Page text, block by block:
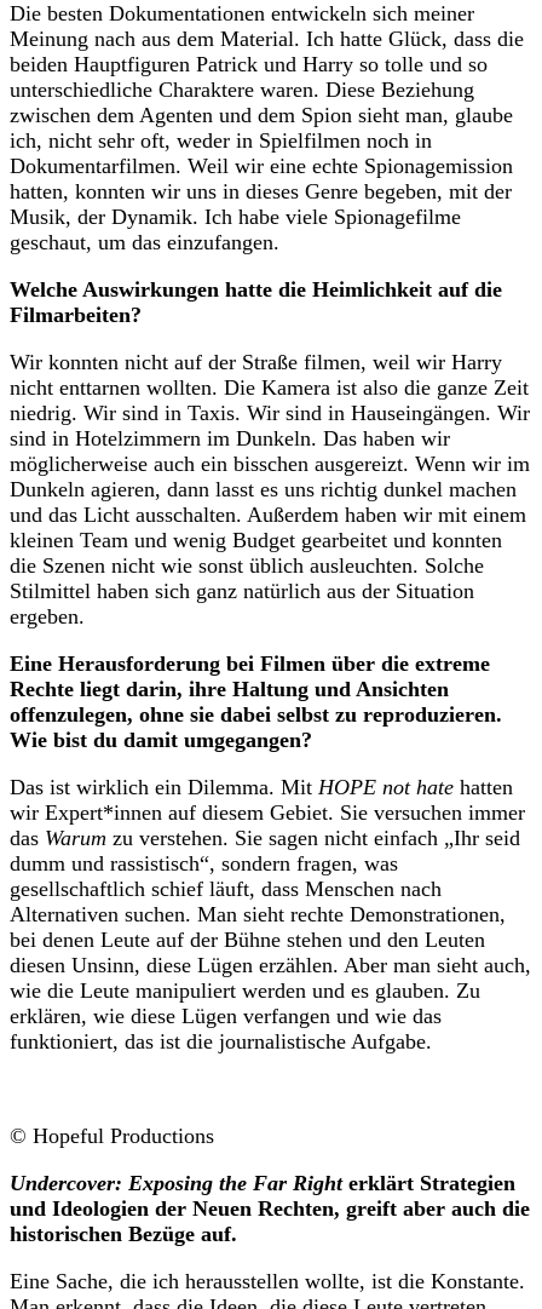
Die besten Dokumentationen entwickeln sich meiner
Meinung nach aus dem Material. Ich hatte Glück, dass die
beiden Hauptfiguren Patrick und Harry so tolle und so
unterschiedliche Charaktere waren. Diese Beziehung
zwischen dem Agenten und dem Spion sieht man, glaube
ich, nicht sehr oft, weder in Spielfilmen noch in
Dokumentarfilmen. Weil wir eine echte Spionagemission
hatten, konnten wir uns in dieses Genre begeben, mit der
Musik, der Dynamik. Ich habe viele Spionagefilme
geschaut, um das einzufangen.
Welche Auswirkungen hatte die Heimlichkeit auf die
Filmarbeiten?
Wir konnten nicht auf der Straße filmen, weil wir Harry
nicht enttarnen wollten. Die Kamera ist also die ganze Zeit
niedrig. Wir sind in Taxis. Wir sind in Hauseingängen. Wir
sind in Hotelzimmern im Dunkeln. Das haben wir
möglicherweise auch ein bisschen ausgereizt. Wenn wir im
Dunkeln agieren, dann lasst es uns richtig dunkel machen
und das Licht ausschalten. Außerdem haben wir mit einem
kleinen Team und wenig Budget gearbeitet und konnten
die Szenen nicht wie sonst üblich ausleuchten. Solche
Stilmittel haben sich ganz natürlich aus der Situation
ergeben.
Eine Herausforderung bei Filmen über die extreme
Rechte liegt darin, ihre Haltung und Ansichten
offenzulegen, ohne sie dabei selbst zu reproduzieren.
Wie bist du damit umgegangen?
Das ist wirklich ein Dilemma. Mit HOPE not hate hatten
wir Expert*innen auf diesem Gebiet. Sie versuchen immer
das Warum zu verstehen. Sie sagen nicht einfach „Ihr seid
dumm und rassistisch“, sondern fragen, was
gesellschaftlich schief läuft, dass Menschen nach
Alternativen suchen. Man sieht rechte Demonstrationen,
bei denen Leute auf der Bühne stehen und den Leuten
diesen Unsinn, diese Lügen erzählen. Aber man sieht auch,
wie die Leute manipuliert werden und es glauben. Zu
erklären, wie diese Lügen verfangen und wie das
funktioniert, das ist die journalistische Aufgabe.
© Hopeful Productions
Undercover: Exposing the Far Right erklärt Strategien
und Ideologien der Neuen Rechten, greift aber auch die
historischen Bezüge auf.
Eine Sache, die ich herausstellen wollte, ist die Konstante.